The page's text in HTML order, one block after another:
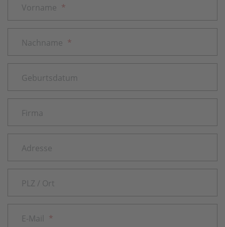
Vorname *
Nachname *
Geburtsdatum
Firma
Adresse
PLZ / Ort
E-Mail *